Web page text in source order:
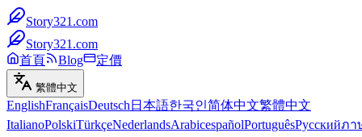
Story321.com
Story321.com
首頁
Blog 定價
繁體中文
EnglishFrançaisDeutsch 日本語한국인简体中文繁體中文
ItalianoPolskiTürkçeNederlandsArabicespañolPortuguêsРусскийภา